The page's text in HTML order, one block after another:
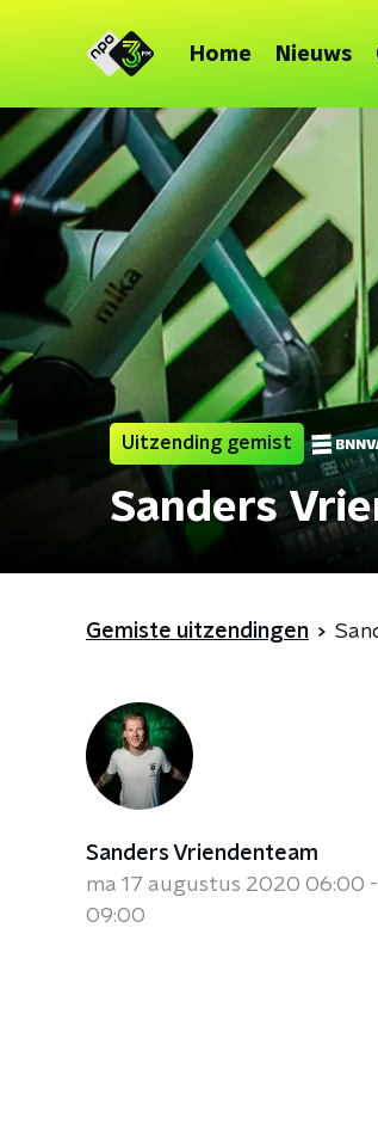
Home Nieuws
Uitzending gemist
Sanders
Gemiste uitzendingen
Sanders Vriendenteam
ma 17 augustus 2020 06:00 -
09:00